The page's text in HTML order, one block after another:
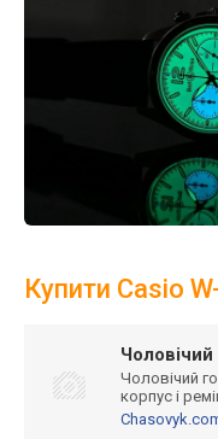
Купити Casio
Чоловічий
корпус і